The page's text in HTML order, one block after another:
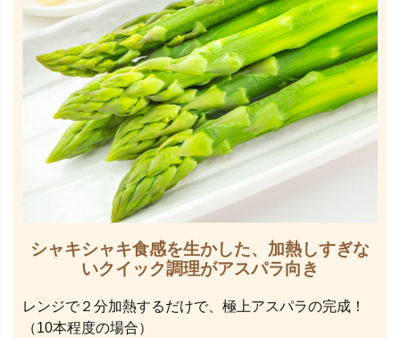
シャキシャキ食感を生かした、加熱しすぎな
いクイック調理がアスパラ向き
レンジで２分加熱するだけで、極上アスパラの完成！
（10本程度の場合）